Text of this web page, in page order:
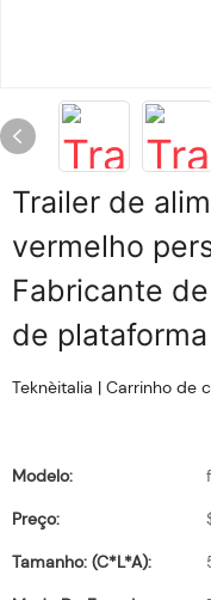
Trailer de
vermelho
Fabricante
de
Teknèitalia | Carrinho de
Modelo:
Preço:
Tamanho: (C*L*A):